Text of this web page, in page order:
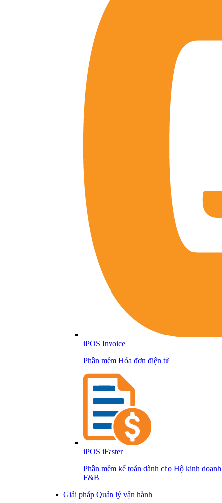
iPOS Invoice
Phần mềm Hóa đơn điện tử
iPOS iFaster
Phần mềm kế toán dành cho Hộ kinh doanh
F&B
Giải pháp Quản lý vận hành